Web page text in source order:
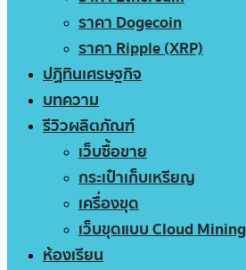
ราคา Dogecoin
ราคา Ripple (XRP)
ปฏิทินเศรษฐกิจ
บทความ
รีวิวผลิตภัณฑ์
เว็บซื้อขาย
กระเป๋าเก็บเหรียญ
เครื่องขุด
เว็บขุดแบบ Cloud Mining
ห้องเรียน